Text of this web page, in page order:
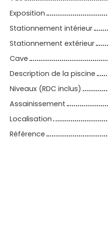
Exposition
Stationnement intérieur
Stationnement extérieur
Cave
Description de la piscine
Niveaux (RDC inclus)
Assainissement
Localisation
Référence